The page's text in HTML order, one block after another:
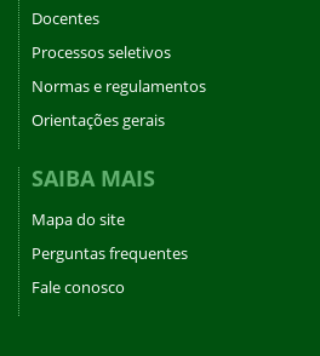
Docentes
Processos seletivos
Normas e regulamentos
Orientações gerais
SAIBA MAIS
Mapa do site
Perguntas frequentes
Fale conosco